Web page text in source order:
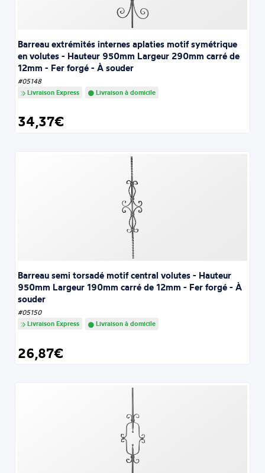
Barreau extrémités internes aplaties motif symétrique
en volutes - Hauteur 950mm Largeur 290mm carré de
12mm - Fer forgé - À souder
#05148
Livraison Express
Livraison à domicile
34,37€
Barreau semi torsadé motif central volutes - Hauteur
950mm Largeur 190mm carré de 12mm - Fer forgé - À
souder
#05150
Livraison Express
Livraison à domicile
26,87€